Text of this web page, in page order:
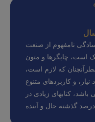
نامفهوم از صنعت
است، چاپگرها و متون
که لازم است،
و کاربردهای متنوع
کتابهای زیادی در